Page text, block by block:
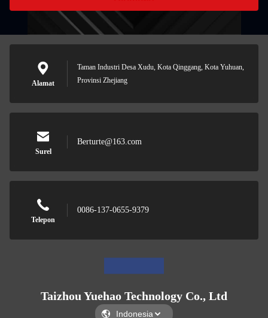
Alamat
Taman Industri Desa Xudu, Kota Qinggang, Kota Yuhuan,
Provinsi Zhejiang
Surel
Berturte@163.com
Telepon
0086-137-0655-9379
Taizhou Yuehao Technology Co., Ltd